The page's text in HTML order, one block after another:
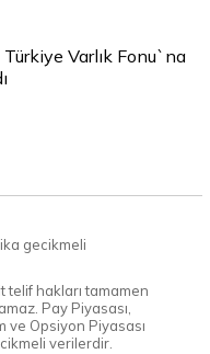
Türkiye Varlık Fonu`na
gecikmeli
telif hakları tamamen
Pay Piyasası,
ve Opsiyon Piyasası
verilerdir.